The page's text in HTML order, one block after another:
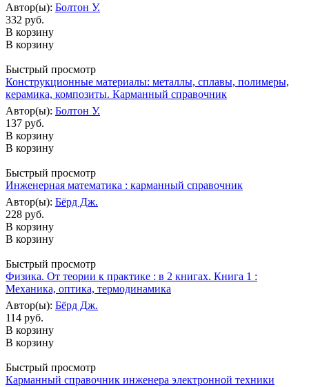
Автор(ы): Болтон У.
332 руб.
В корзину
В корзину
Быстрый просмотр
Конструкционные материалы: металлы, сплавы, полимеры,
керамика, композиты. Карманный справочник
Автор(ы): Болтон У.
137 руб.
В корзину
В корзину
Быстрый просмотр
Инженерная математика : карманный справочник
Автор(ы): Бёрд Дж.
228 руб.
В корзину
В корзину
Быстрый просмотр
Физика. От теории к практике : в 2 книгах. Книга 1 :
Механика, оптика, термодинамика
Автор(ы): Бёрд Дж.
114 руб.
В корзину
В корзину
Быстрый просмотр
Карманный справочник инженера электронной техники